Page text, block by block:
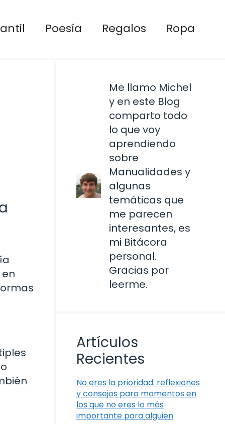
Poesía Regalos Ropa
Me llamo Michel
y en este Blog
comparto todo
lo que voy
aprendiendo
sobre
Manualidades y
algunas
temáticas que
me parecen
interesantes, es
mi Bitácora
personal.
Gracias por
leerme.
Artículos
Recientes
No eres la prioridad: reflexiones
y consejos para momentos en
los que no eres lo más
importante para alguien